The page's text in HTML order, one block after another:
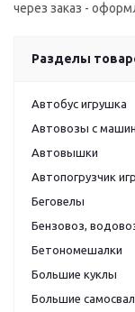
через заказ -
Разделы
Автобус игрушка
Автовозы с
Автовышки
Автопогрузчик
Беговелы
Бензовоз,
Бетономешалки
Большие куклы
Большие